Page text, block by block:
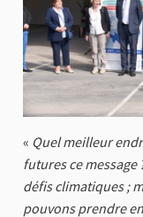
« Quel meilleur
futures ce message
défis climatiques ;
pouvons prendre